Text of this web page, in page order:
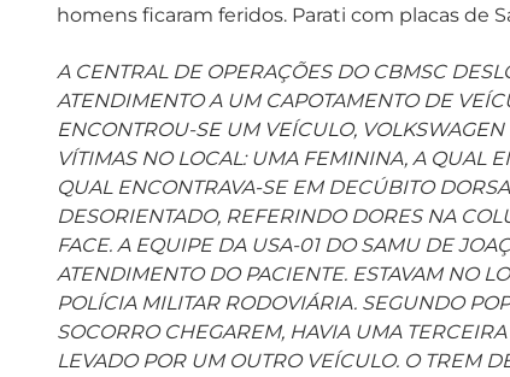
homens ficaram feridos. Parati com placas de
A CENTRAL DE OPERAÇÕES DO CBMSC
ATENDIMENTO A UM CAPOTAMENTO DE
ENCONTROU-SE UM VEÍCULO,
VÍTIMAS NO LOCAL: UMA FEMININA, A QUAL
QUAL ENCONTRAVA-SE EM DECÚBITO
DESORIENTADO, REFERINDO DORES NA
FACE. A EQUIPE DA USA-01 DO SAMU DE
ATENDIMENTO DO PACIENTE. ESTAVAM NO
POLÍCIA MILITAR RODOVIÁRIA. SEGUNDO
SOCORRO CHEGAREM, HAVIA UMA
LEVADO POR UM OUTRO VEÍCULO. O TREM